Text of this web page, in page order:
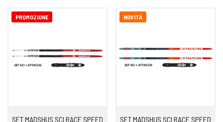
PROMOZIONE
SET MADSHUS SCI RACE SPEED
NOVITÀ
SET MADSHUS SCI RACE SPEED